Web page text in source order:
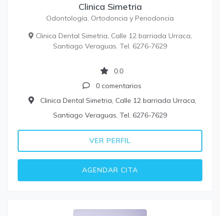
Clinica Simetria
Odontología, Ortodoncia y Periodoncia
Clinica Dental Simetria, Calle 12 barriada Urraca,
Santiago Veraguas. Tel. 6276-7629
0.0
0 comentarios
Clinica Dental Simetria, Calle 12 barriada Urraca,
Santiago Veraguas. Tel. 6276-7629
VER PERFIL
AGENDAR CITA